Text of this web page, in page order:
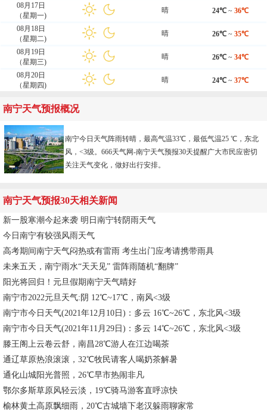
08月17日
（星期一)
晴 24℃~ 36℃
08月18日
（星期二)
晴 26℃~ 35℃
08月19日
（星期三)
晴 26℃~ 34℃
08月20日
（星期四)
晴 24℃~ 37℃
南宁天气预报概况
南宁今日天气阵雨转晴，最高气温33℃，最低气温25 ℃，东北
风，<3级。666天气网-南宁天气预报30天提醒广大市民应密切
关注天气变化，做好出行安排。
南宁天气预报30天相关新闻
新一股寒潮今起来袭 明日南宁转阴雨天气
今日南宁有较强风雨天气
高考期间南宁天气闷热或有雷雨 考生出门应考请携带雨具
未来五天，南宁雨水“天天见” 雷阵雨随机“翻牌”
阳光将回归！元旦假期南宁天气晴好
南宁市2022元旦天气:阴 12℃~17℃，南风<3级
南宁市今日天气(2021年12月10日)：多云 16℃~26℃，东北风<3级
南宁市今日天气(2021年11月29日)：多云 14℃~26℃，东北风<3级
滕王阁上云卷云舒，南昌28℃游人在江边喝茶
通辽草原热浪滚滚，32℃牧民请客人喝奶茶解暑
通化山城阳光普照，26℃早市热闹非凡
鄂尔多斯草原风轻云淡，19℃骑马游客直呼凉快
榆林黄土高原飘细雨，20℃古城墙下老汉躲雨聊家常